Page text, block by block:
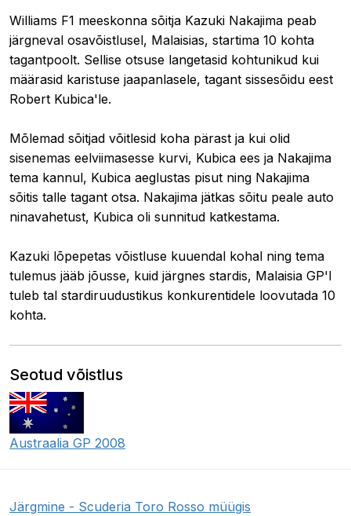
Williams F1 meeskonna sõitja Kazuki Nakajima peab
järgneval osavõistlusel, Malaisias, startima 10 kohta
tagantpoolt. Sellise otsuse langetasid kohtunikud kui
määrasid karistuse jaapanlasele, tagant sissesõidu eest
Robert Kubica'le.
Mõlemad sõitjad võitlesid koha pärast ja kui olid
sisenemas eelviimasesse kurvi, Kubica ees ja Nakajima
tema kannul, Kubica aeglustas pisut ning Nakajima
sõitis talle tagant otsa. Nakajima jätkas sõitu peale auto
ninavahetust, Kubica oli sunnitud katkestama.
Kazuki lõpepetas võistluse kuuendal kohal ning tema
tulemus jääb jõusse, kuid järgnes stardis, Malaisia GP'l
tuleb tal stardiruudustikus konkurentidele loovutada 10
kohta.
Seotud võistlus
Austraalia GP 2008
Järgmine - Scuderia Toro Rosso müügis